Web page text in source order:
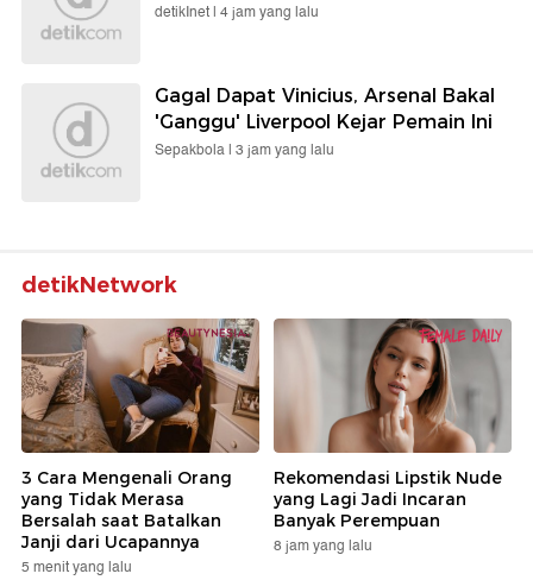
detikInet | 4 jam yang lalu
Gagal Dapat Vinicius, Arsenal Bakal
'Ganggu' Liverpool Kejar Pemain Ini
Sepakbola | 3 jam yang lalu
detikNetwork
3 Cara Mengenali Orang
yang Tidak Merasa
Bersalah saat Batalkan
Janji dari Ucapannya
5 menit yang lalu
Rekomendasi Lipstik Nude
yang Lagi Jadi Incaran
Banyak Perempuan
8 jam yang lalu